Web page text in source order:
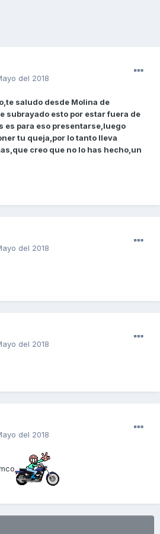
del 2018
saludo desde Molina de
subrayado esto por estar fuera de
es para eso presentarse,luego
tu queja,por lo tanto lleva
creo que no lo has hecho,un
del 2018
del 2018
del 2018